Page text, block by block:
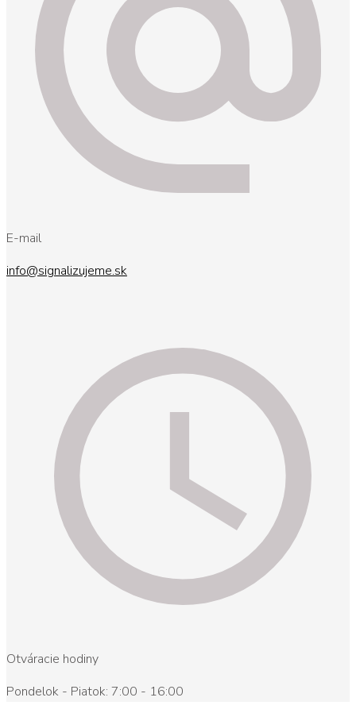
E-mail
info@signalizujeme.sk
Otváracie hodiny
Pondelok - Piatok: 7:00 - 16:00